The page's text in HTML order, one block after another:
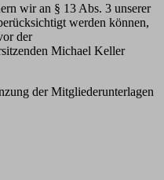
wir an § 13 Abs. 3 unserer
werden können,
der
Michael Keller
der Mitgliederunterlagen